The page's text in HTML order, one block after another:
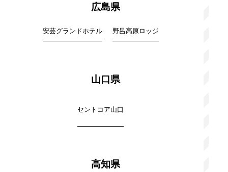
広島県
安芸グランドホテル 野呂高原ロッジ
山口県
セントコア山口
高知県